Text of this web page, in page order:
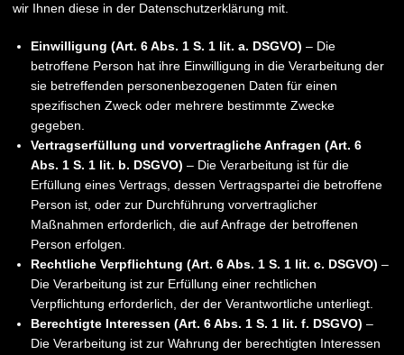
wir Ihnen diese in der Datenschutzerklärung mit.
Einwilligung (Art. 6 Abs. 1 S. 1 lit. a. DSGVO) – Die
betroffene Person hat ihre Einwilligung in die Verarbeitung der
sie betreffenden personenbezogenen Daten für einen
spezifischen Zweck oder mehrere bestimmte Zwecke
gegeben.
Vertragserfüllung und vorvertragliche Anfragen (Art. 6
Abs. 1 S. 1 lit. b. DSGVO) – Die Verarbeitung ist für die
Erfüllung eines Vertrags, dessen Vertragspartei die betroffene
Person ist, oder zur Durchführung vorvertraglicher
Maßnahmen erforderlich, die auf Anfrage der betroffenen
Person erfolgen.
Rechtliche Verpflichtung (Art. 6 Abs. 1 S. 1 lit. c. DSGVO) –
Die Verarbeitung ist zur Erfüllung einer rechtlichen
Verpflichtung erforderlich, der der Verantwortliche unterliegt.
Berechtigte Interessen (Art. 6 Abs. 1 S. 1 lit. f. DSGVO) –
Die Verarbeitung ist zur Wahrung der berechtigten Interessen